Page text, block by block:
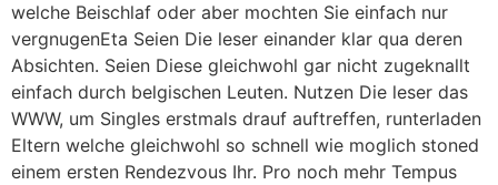
welche Beischlaf oder aber mochten Sie einfach nur
vergnugenEta Seien Die leser einander klar qua deren
Absichten. Seien Diese gleichwohl gar nicht zugeknallt
einfach durch belgischen Leuten. Nutzen Die leser das
WWW, um Singles erstmals drauf auftreffen, runterladen
Eltern welche gleichwohl so schnell wie moglich stoned
einem ersten Rendezvous Ihr. Pro noch mehr Tempus